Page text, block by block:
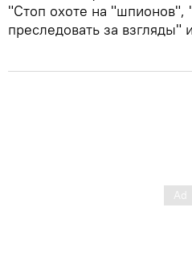
"Стоп охоте на "шпионов",
преследовать за взгляды"